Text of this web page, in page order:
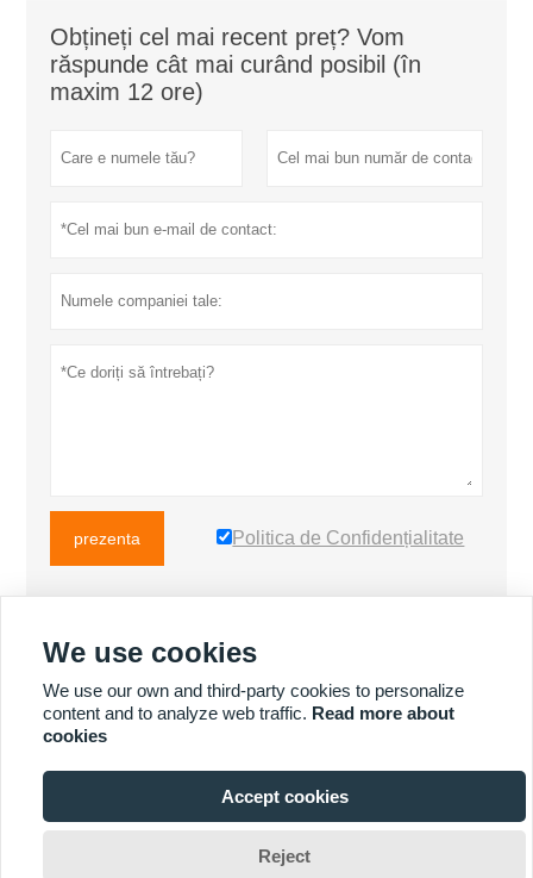

Obțineți cel mai recent preț? Vom
răspunde cât mai curând posibil (în
maxim 12 ore)
prezenta Politica de Confidențialitate
MAI MULTE SERVICII
Copyright ©Fuzhou Koten Power Equipment Co.,Ltd.
We use cookies
We use our own and third-party cookies to personalize
content and to analyze web traffic. Read more about
cookies
Accept cookies
Reject